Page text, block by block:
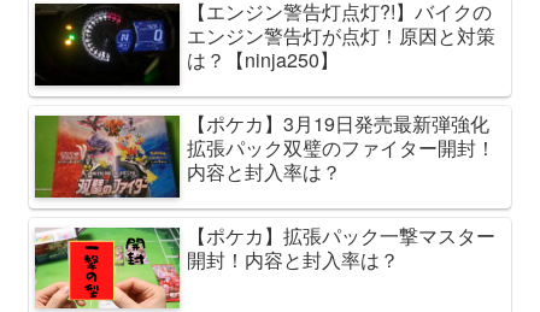
【エンジン警告灯点灯?!】バイクの
エンジン警告灯が点灯！原因と対策
は？【ninja250】
【ポケカ】3月19日発売最新弾強化
拡張パック双璧のファイター開封！
内容と封入率は？
【ポケカ】拡張パック一撃マスター
開封！内容と封入率は？